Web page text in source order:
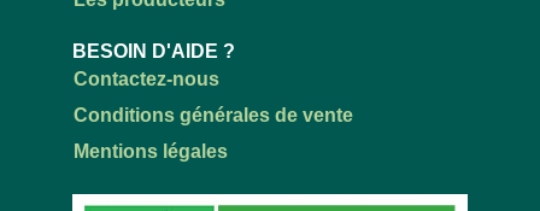
BESOIN D'AIDE ?
Contactez-nous
Conditions générales de vente
Mentions légales